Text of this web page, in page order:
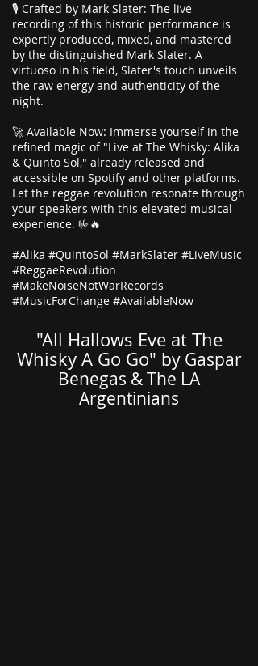
🎙️ Crafted by Mark Slater: The live
recording of this historic performance is
expertly produced, mixed, and mastered
by the distinguished Mark Slater. A
virtuoso in his field, Slater's touch unveils
the raw energy and authenticity of the
night.
🚀 Available Now: Immerse yourself in the
refined magic of "Live at The Whisky: Alika
& Quinto Sol," already released and
accessible on Spotify and other platforms.
Let the reggae revolution resonate through
your speakers with this elevated musical
experience. 🤟🔥
#Alika #QuintoSol #MarkSlater #LiveMusic
#ReggaeRevolution
#MakeNoiseNotWarRecords
#MusicForChange #AvailableNow
"All Hallows Eve at The
Whisky A Go Go" by Gaspar
Benegas & The LA
Argentinians